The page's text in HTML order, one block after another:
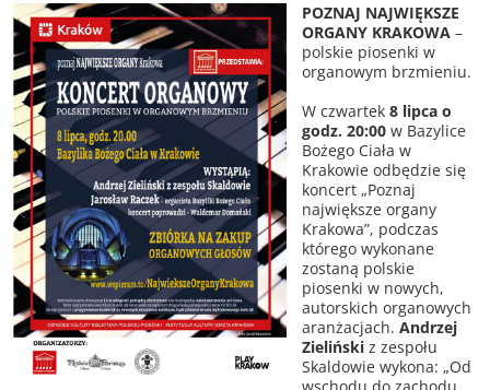
POZNAJ NAJWIĘKSZE
ORGANY KRAKOWA –
polskie piosenki w
organowym brzmieniu.
W czwartek 8 lipca o
godz. 20:00 w Bazylice
Bożego Ciała w
Krakowie odbędzie się
koncert „Poznaj
największe organy
Krakowa”, podczas
którego wykonane
zostaną polskie
piosenki w nowych,
autorskich organowych
aranżacjach. Andrzej
Zieliński z zespołu
Skaldowie wykona: „Od